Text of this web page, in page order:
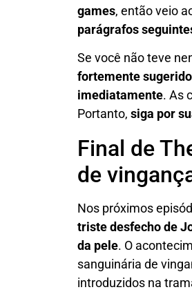
games, então veio
parágrafos
Se você não teve
fortemente
imediatamente. As
Portanto, siga por
Final de
de
Nos próximos
triste desfecho de
da pele. O
sanguinária de
introduzidos na